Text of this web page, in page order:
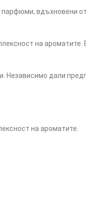
парфюми, вдъхновени
на
Независимо дали
на ароматите.